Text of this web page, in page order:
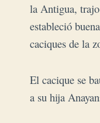
la Antigua, trajo
estableció
caciques de la
El cacique se
a su hija